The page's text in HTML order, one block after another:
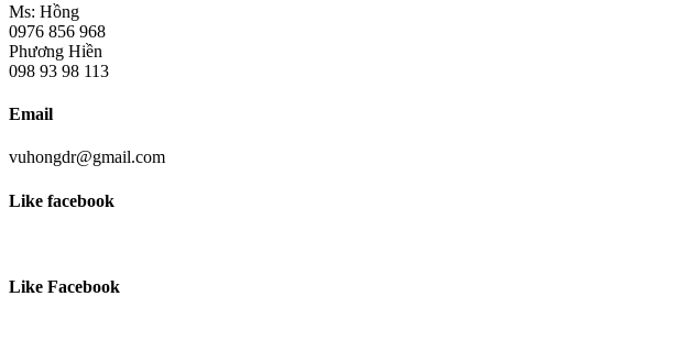
Ms: Hồng
0976 856 968
Phương Hiền
098 93 98 113
Email
vuhongdr@gmail.com
Like facebook
Like Facebook